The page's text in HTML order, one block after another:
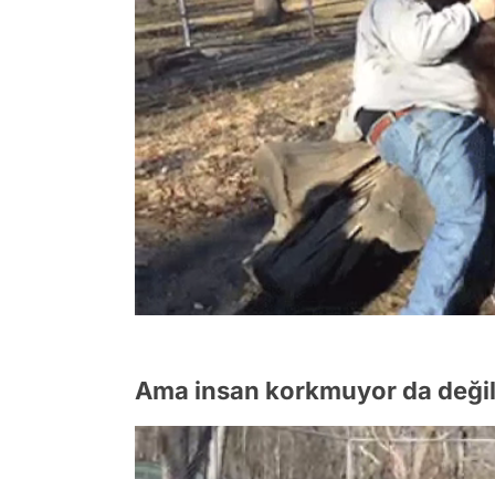
Ama insan korkmuyor da